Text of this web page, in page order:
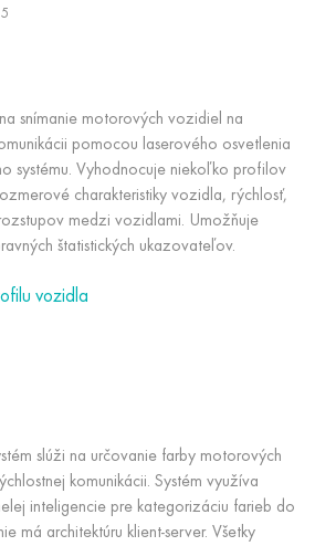
snímanie motorových vozidiel na
pomocou laserového osvetlenia
systému. Vyhodnocuje niekoľko profilov
charakteristiky vozidla, rýchlosť,
medzi vozidlami. Umožňuje
štatistických ukazovateľov.
vozidla
slúži na určovanie farby motorových
komunikácii. Systém využíva
inteligencie pre kategorizáciu farieb do
má architektúru klient-server. Všetky